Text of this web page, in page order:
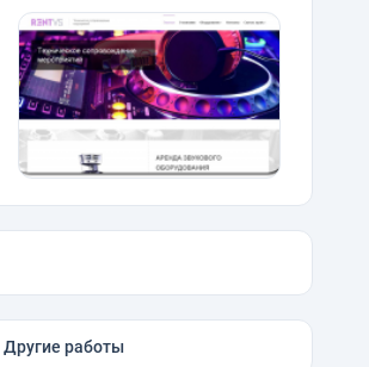
Другие работы